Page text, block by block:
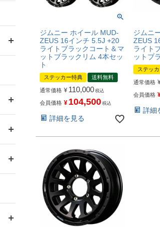
ジムニー ホイール MUD-
ZEUS 16インチ 5.5J +20
ライトブラックコート＆マ
ットブラックリム 4本セッ
ト
ステッカー特典 送料無料
通常価格 ¥ 110,000 税込
会員価格 ¥ 104,500 税込
詳細を見る
ジムニ
ZEUS
ライト
ットブ
ステッ
通常価格
会員価格
詳細